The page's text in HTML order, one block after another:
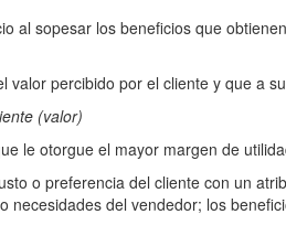
al sopesar los beneficios que
percibido por el cliente y que a
(valor)
le otorgue el mayor margen de
o preferencia del cliente con un
del vendedor; los